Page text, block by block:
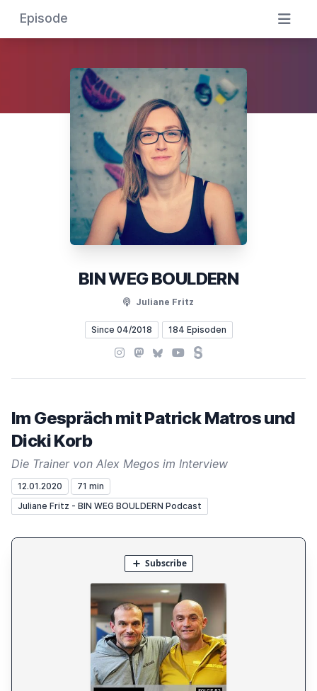
Episode
BIN WEG BOULDERN
Juliane Fritz
Since 04/2018 184 Episoden
Instagram
Mastodon
BlueskyYouTubeSteady
Im Gespräch mit Patrick Matros und
Dicki Korb
Die Trainer von Alex Megos im Interview
12.01.2020
71 min
Juliane Fritz - BIN WEG BOULDERN Podcast